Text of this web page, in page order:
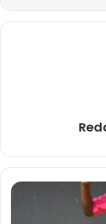
Estádio